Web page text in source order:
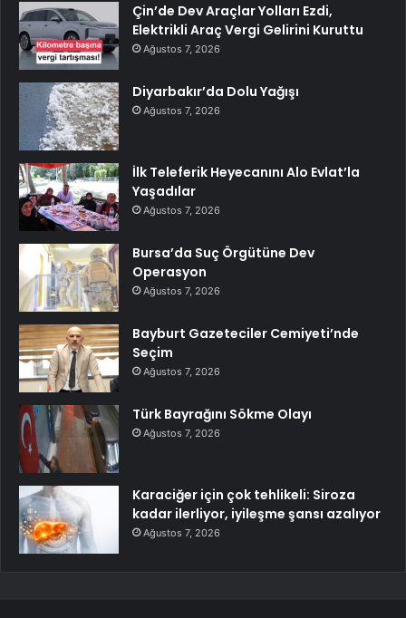
Çin’de Dev Araçlar Yolları Ezdi,
Elektrikli Araç Vergi Gelirini Kuruttu
Ağustos 7, 2026
Diyarbakır’da Dolu Yağışı
Ağustos 7, 2026
İlk Teleferik Heyecanını Alo Evlat’la
Yaşadılar
Ağustos 7, 2026
Bursa’da Suç Örgütüne Dev
Operasyon
Ağustos 7, 2026
Bayburt Gazeteciler Cemiyeti’nde
Seçim
Ağustos 7, 2026
Türk Bayrağını Sökme Olayı
Ağustos 7, 2026
Karaciğer için çok tehlikeli: Siroza
kadar ilerliyor, iyileşme şansı azalıyor
Ağustos 7, 2026